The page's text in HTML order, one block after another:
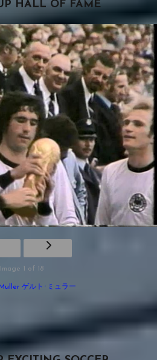
HALL OF FAME
Image 1 of 18
ゲルト･ミュラー